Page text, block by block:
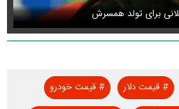
برای تولد همسرش
#قیمت دلار #قیمت خودرو